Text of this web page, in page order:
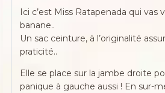
Ici c’est Miss Ratapenada qui vas
banane..
Un sac ceinture, à l’originalité
praticité..
Elle se place sur la jambe droite
panique à gauche aussi ! En sur-